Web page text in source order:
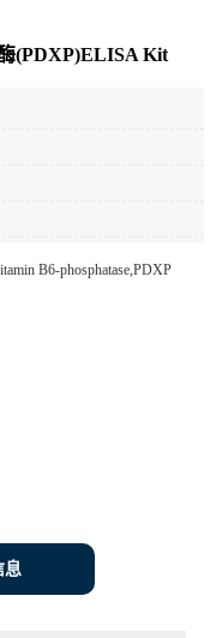
(PDXP)ELISA Kit
B6-phosphatase,PDXP
息